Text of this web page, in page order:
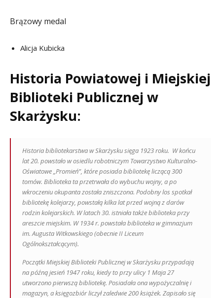
Brązowy medal
Alicja Kubicka
Historia Powiatowej i Miejskiej
Biblioteki Publicznej w
Skarżysku:
Historia bibliotekarstwa w Skarżysku sięga 1923 roku. W końcu
lat 20. powstało w osiedlu robotniczym Towarzystwo Kulturalno-
Oświatowe „Promień”, które posiada bibliotekę liczącą 300
tomów. Biblioteka ta przetrwała do wybuchu wojny, a po
wkroczeniu okupanta została zniszczona. Podobny los spotkał
bibliotekę kolejarzy, powstałą kilka lat przed wojną z darów
rodzin kolejarskich. W latach 30. istniała także biblioteka przy
areszcie miejskim. W 1934 r. powstała biblioteka w gimnazjum
im. Augusta Witkowskiego (obecnie II Liceum
Ogólnokształcącym).
Początki Miejskiej Biblioteki Publicznej w Skarżysku przypadają
na późną jesień 1947 roku, kiedy to przy ulicy 1 Maja 27
utworzono pierwszą bibliotekę. Posiadała ona wypożyczalnię i
magazyn, a księgozbiór liczył zaledwie 200 książek. Zapisało się